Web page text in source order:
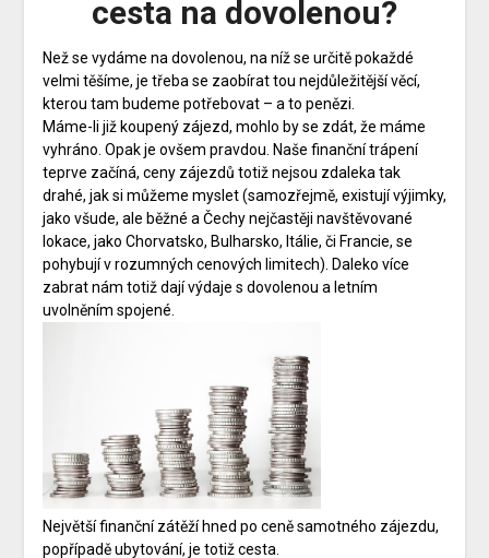
cesta na dovolenou?
Než se vydáme na dovolenou, na níž se určitě pokaždé
velmi těšíme, je třeba se zaobírat tou nejdůležitější věcí,
kterou tam budeme potřebovat – a to penězi.
Máme-li již koupený zájezd, mohlo by se zdát, že máme
vyhráno. Opak je ovšem pravdou. Naše finanční trápení
teprve začíná, ceny zájezdů totiž nejsou zdaleka tak
drahé, jak si můžeme myslet (samozřejmě, existují výjimky,
jako všude, ale běžné a Čechy nejčastěji navštěvované
lokace, jako Chorvatsko, Bulharsko, Itálie, či Francie, se
pohybují v rozumných cenových limitech). Daleko více
zabrat nám totiž dají výdaje s dovolenou a letním
uvolněním spojené.
Největší finanční zátěží hned po ceně samotného zájezdu,
popřípadě ubytování, je totiž cesta.